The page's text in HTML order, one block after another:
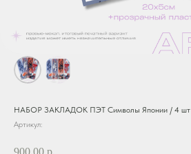
НАБОР ЗАКЛАДОК ПЭТ Символы Японии / 4 шт
Артикул:
900,00 р.